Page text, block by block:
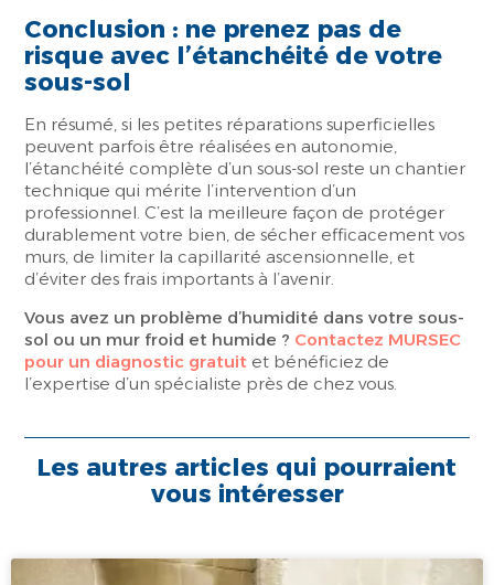
Conclusion : ne prenez pas de
risque avec l’étanchéité de votre
sous-sol
En résumé, si les petites réparations superficielles
peuvent parfois être réalisées en autonomie,
l’étanchéité complète d’un sous-sol reste un chantier
technique qui mérite l’intervention d’un
professionnel. C’est la meilleure façon de protéger
durablement votre bien, de sécher efficacement vos
murs, de limiter la capillarité ascensionnelle, et
d’éviter des frais importants à l’avenir.
Vous avez un problème d’humidité dans votre sous-
sol ou un mur froid et humide ? Contactez MURSEC
pour un diagnostic gratuit et bénéficiez de
l’expertise d’un spécialiste près de chez vous.
Les autres articles qui pourraient
vous intéresser